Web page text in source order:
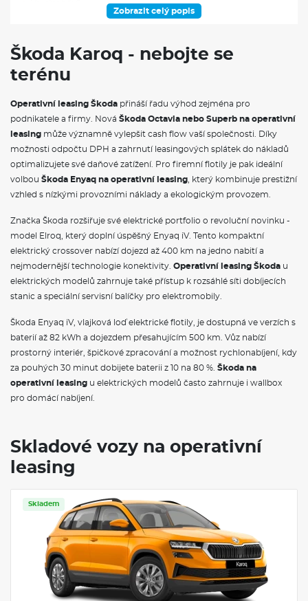
Tažné zařízení sklopné, el. odjistitelné
Služba Škoda prodloužená záruka na 5 let, do 60 000 km
VÝBAVA VE VÝBAVA STUPNI
Deštník pod sedadlem spolujezdce
Sportovní kryty pedálů
Textilní koberce vpředu a vzadu
Vyhřívané čelní sklo
Sunset
Elektrické ovládání oken vpředu a vzadu
Carbon
Sluneční clony s osvětleným kosmetickým zrcátkem na
straně řidiče a spolujezdce
Kožená hlavice řadící páky
Osvětlení prostoru pro nohy vpředu a vzadu
LED světla na čtení vpředu a vzadu
Dvouzónová klimatizace Climatronic
Černě lakované nápisy na pátých dveřích
Sportovní nárazníky
Střešní nosič - černý lesklý
bezdotykovou funkcí)
Vnější zpětná zrcátka lakovaná v černé barvě
El. sklápění pro vnější zpětná zrcátka s aut. stmíváním u řidiče,
elektricky nastavitelná a vyhřívaná
Automatické parkování
Matrix-LED přední světlomety s funkcí do špatného počasí
Stěrač zadního okna s ostřikovačem
Top LED zadní světla s animovanými ukazateli směru jízdy
Ostřikovače předních světlometů
Procyon 18" černá, aero kryty černé matné
Pneumatiky 215/50 R18 92W
Rezervní kolo (dojezdové)
Aero kryty kol černé matné
Kontrola tlaku v pneumatikách
Zobrazit celý popis
Škoda Karoq - nebojte se
terénu
Operativní leasing Škoda přináší řadu výhod zejména pro
podnikatele a firmy. Nová Škoda Octavia nebo Superb na operativní
leasing může významně vylepšit cash flow vaší společnosti. Díky
možnosti odpočtu DPH a zahrnutí leasingových splátek do nákladů
optimalizujete své daňové zatížení. Pro firemní flotily je pak ideální
volbou Škoda Enyaq na operativní leasing , který kombinuje prestižní
vzhled s nízkými provozními náklady a ekologickým provozem.
Značka Škoda rozšiřuje své elektrické portfolio o revoluční novinku -
model Elroq, který doplní úspěšný Enyaq iV. Tento kompaktní
elektrický crossover nabízí dojezd až 400 km na jedno nabití a
nejmodernější technologie konektivity. Operativní leasing Škoda u
elektrických modelů zahrnuje také přístup k rozsáhlé síti dobíjecích
stanic a speciální servisní balíčky pro elektromobily.
Škoda Enyaq iV, vlajková loď elektrické flotily, je dostupná ve verzích s
baterií až 82 kWh a dojezdem přesahujícím 500 km. Vůz nabízí
prostorný interiér, špičkové zpracování a možnost rychlonabíjení, kdy
za pouhých 30 minut dobijete baterii z 10 na 80 %. Škoda na
operativní leasing u elektrických modelů často zahrnuje i wallbox
pro domácí nabíjení.
Skladové vozy na operativní
leasing
Skladem